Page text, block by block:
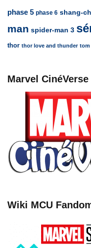
phase 5 phase 6 shang-
man spider-man 3
thor thor love and thunder tom
Marvel
Wiki MCU